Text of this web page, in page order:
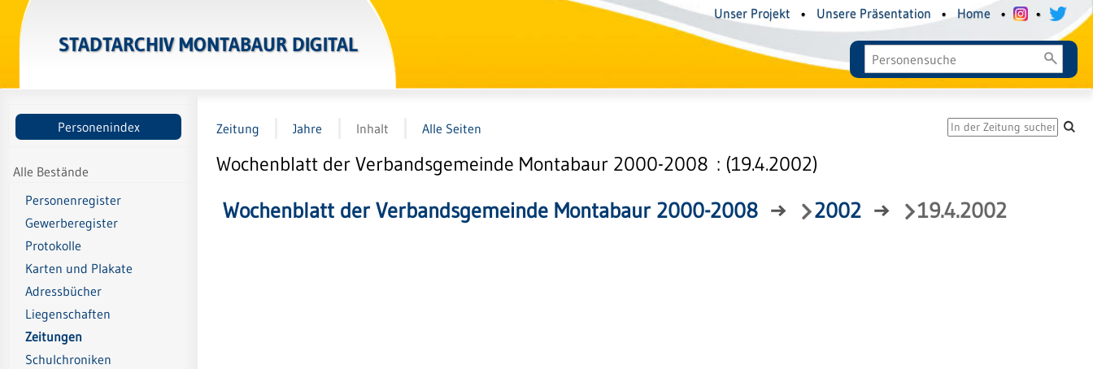
STADTARCHIV MONTABAUR DIGITAL
Unser Projekt • Unsere Präsentation • Home • •
Personenindex
Alle Bestände
Personenregister
Gewerberegister
Protokolle
Karten und Plakate
Adressbücher
Liegenschaften
Zeitungen
Schulchroniken
Zeitung Jahre Inhalt Alle Seiten
Wochenblatt der Verbandsgemeinde Montabaur 2000-2008 : (19.4.2002)
Wochenblatt der Verbandsgemeinde Montabaur 2000-2008 → 2002 → 19.4.2002